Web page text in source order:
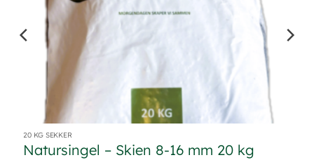
20 KG SEKKER
Natursingel – Skien 8-16 mm 20 kg